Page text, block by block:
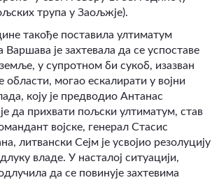
трупа у Заољжје).
такође поставила ултиматум
Варшава је захтевала да се успоставе
у супротном би сукоб, изазван
области, могао ескалирати у војни
коју је предводио Антанас
да прихвати пољски ултиматум, став
војске, генерал Стасис
литвански Сејм је усвојио резолуцију
владе. У насталој ситуацији,
да се повинује захтевима